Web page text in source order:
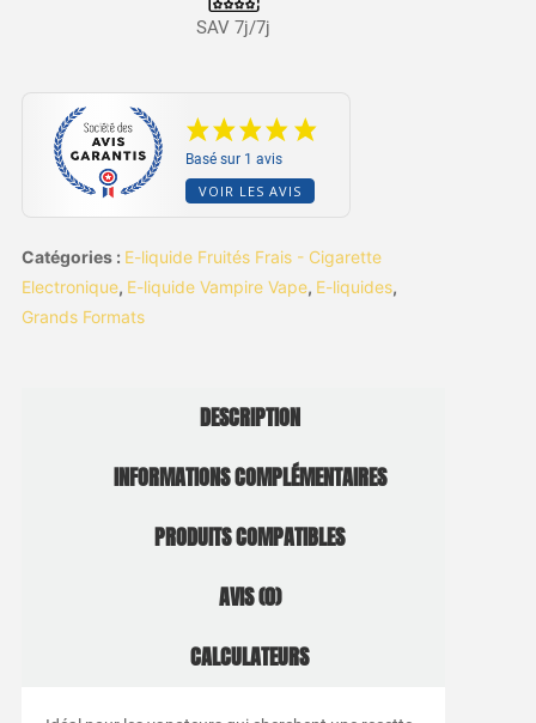
SAV 7j/7j
Basé sur 1 avis
VOIR LES AVIS
Catégories : E-liquide Fruités Frais - Cigarette
Electronique, E-liquide Vampire Vape, E-liquides,
Grands Formats
DESCRIPTION
INFORMATIONS COMPLÉMENTAIRES
PRODUITS COMPATIBLES
AVIS (0)
CALCULATEURS